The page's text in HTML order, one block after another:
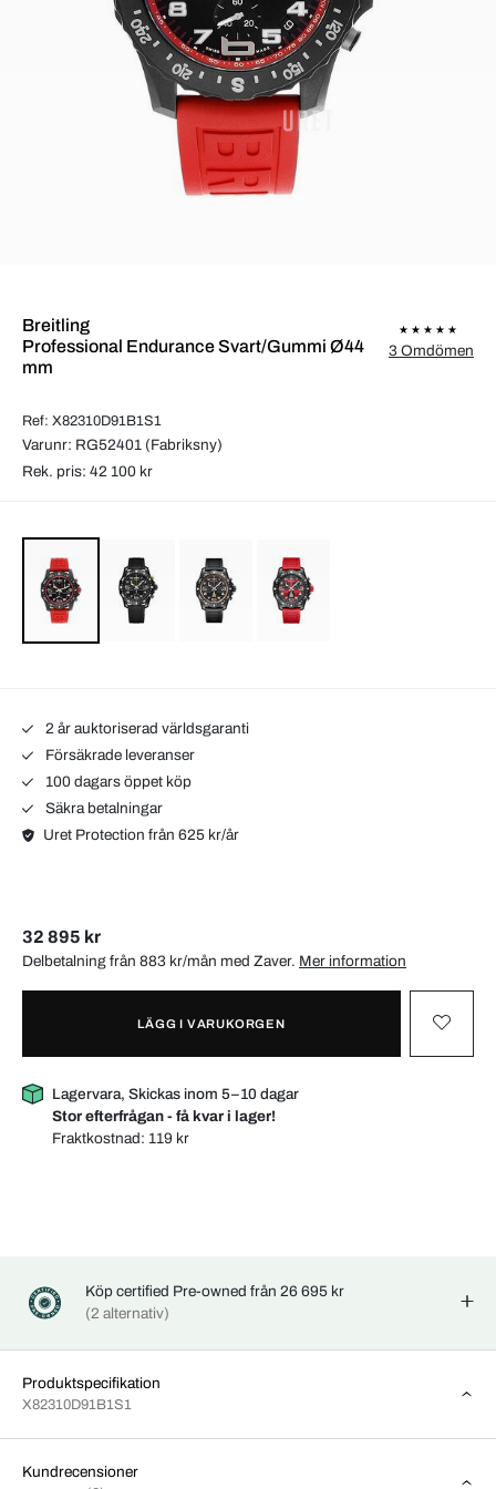
Breitling
Professional Endurance Svart/Gummi Ø44
mm
Ref: X82310D91B1S1
3 Omdömen
Varunr: RG52401 (Fabriksny)
Rek. pris: 42 100 kr
2 år auktoriserad världsgaranti
Försäkrade leveranser
100 dagars öppet köp
Säkra betalningar
Uret Protection från 625 kr/år
32 895 kr
Delbetalning från 883 kr/mån med Zaver. Mer information
LÄGG I VARUKORGEN
Lagervara, Skickas inom 5–10 dagar
Stor efterfrågan - få kvar i lager!
Fraktkostnad: 119 kr
Köp certified Pre-owned från 26 695 kr
(2 alternativ)
Produktspecifikation
X82310D91B1S1
Kundrecensioner